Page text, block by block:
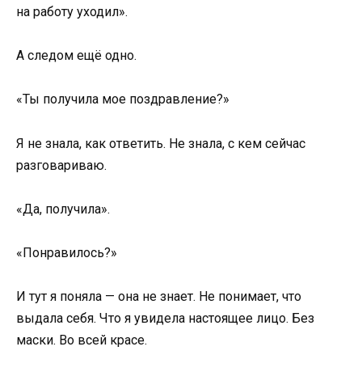
на работу уходил».
А следом ещё одно.
«Ты получила мое поздравление?»
Я не знала, как ответить. Не знала, с кем сейчас
разговариваю.
«Да, получила».
«Понравилось?»
И тут я поняла — она не знает. Не понимает, что
выдала себя. Что я увидела настоящее лицо. Без
маски. Во всей красе.